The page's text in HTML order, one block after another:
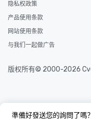
準備好發送您的詢問了嗎？
隐私权政策
产品使用条款
网站使用条款
与我们一起做广告
版权所有© 2000-2026